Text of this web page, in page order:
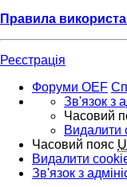
Правила
Реєстрація
Форуми OEF
Зв'язок з
Часовий
Видалити
Часовий пояс
Видалити
Зв'язок з